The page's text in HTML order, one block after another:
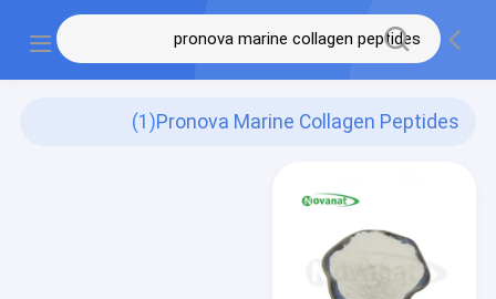
Pronova Marine Collagen Peptides
(1)